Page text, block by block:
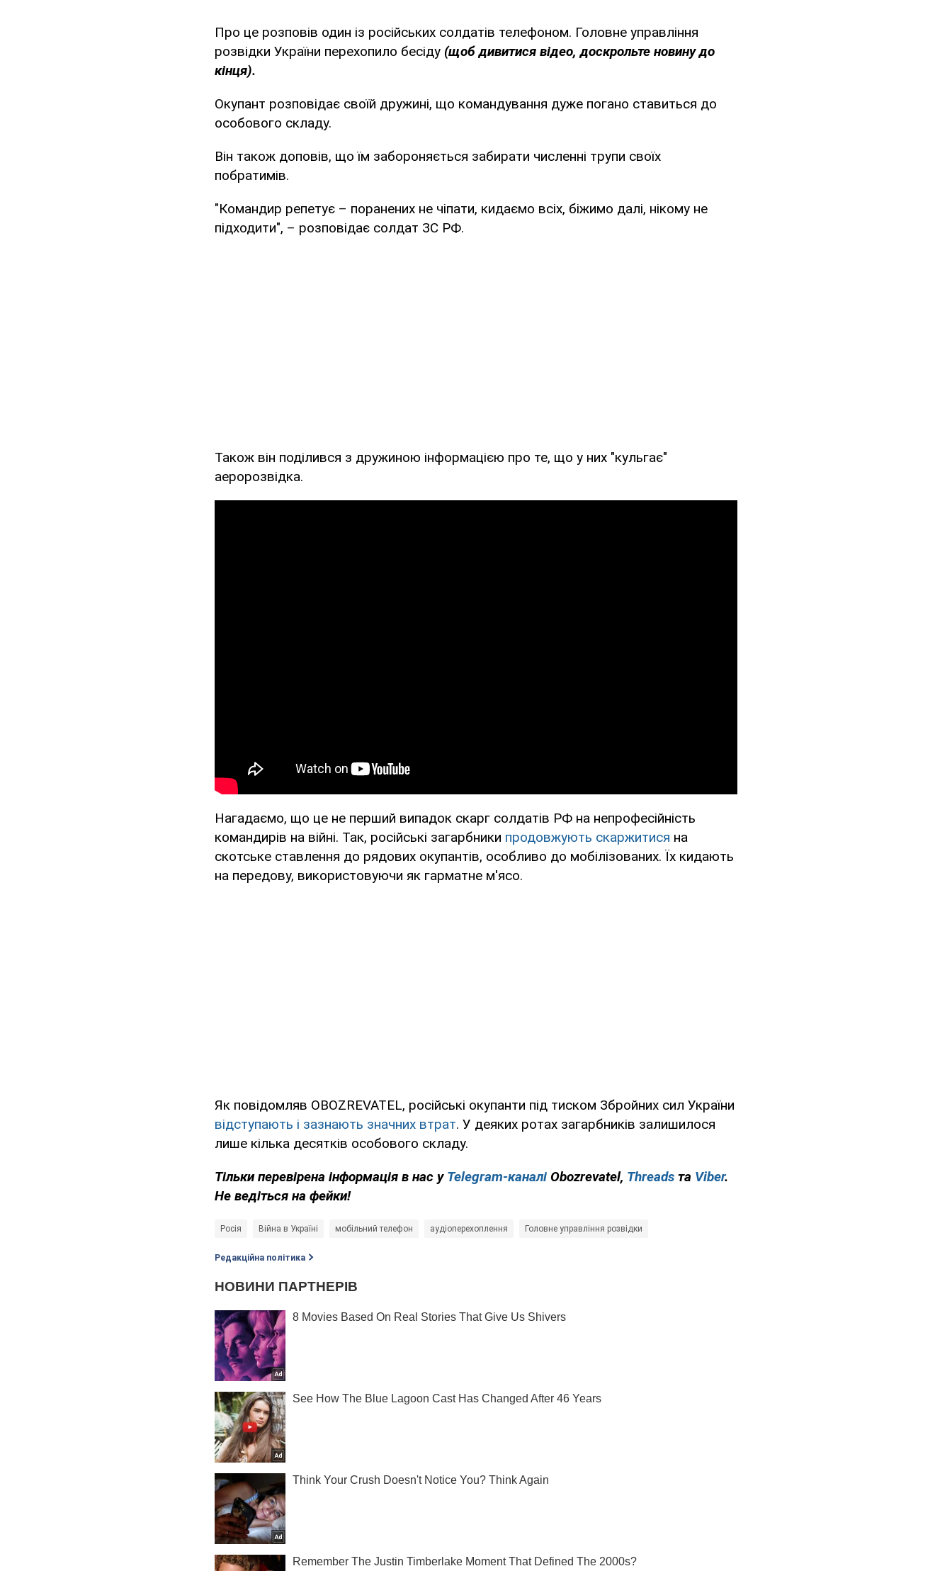
Про це розповів один із російських солдатів телефоном. Головне управління
розвідки України перехопило бесіду (щоб дивитися відео, доскрольте новину до
кінця).
Окупант розповідає своїй дружині, що командування дуже погано ставиться до
особового складу.
Він також доповів, що їм забороняється забирати численні трупи своїх
побратимів.
"Командир репетує – поранених не чіпати, кидаємо всіх, біжимо далі, нікому не
підходити", – розповідає солдат ЗС РФ.
Також він поділився з дружиною інформацією про те, що у них "кульгає"
аеророзвідка.
Нагадаємо, що це не перший випадок скарг солдатів РФ на непрофесійність
командирів на війні. Так, російські загарбники продовжують скаржитися на
скотське ставлення до рядових окупантів, особливо до мобілізованих. Їх кидають
на передову, використовуючи як гарматне м'ясо.
Як повідомляв OBOZREVATEL, російські окупанти під тиском Збройних сил України
відступають і зазнають значних втрат. У деяких ротах загарбників залишилося
лише кілька десятків особового складу.
Тільки перевірена інформація в нас у Telegram-каналі Obozrevatel, Threads та Viber.
Не ведіться на фейки!
Росія Війна в Україні мобільний телефон аудіоперехоплення Головне управління розвідки
Редакційна політика